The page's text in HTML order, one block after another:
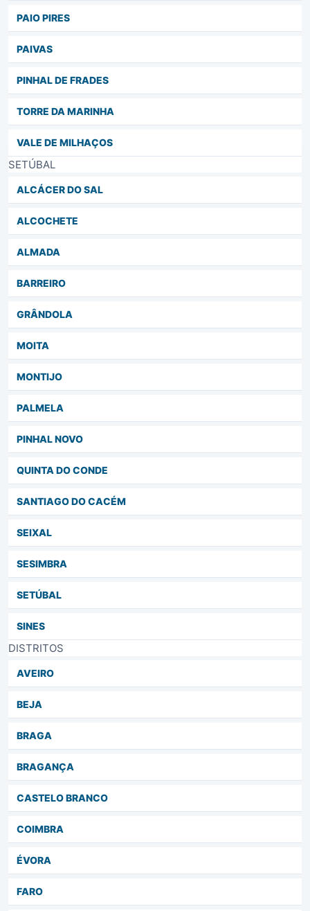
PAIO PIRES
PAIVAS
PINHAL DE FRADES
TORRE DA MARINHA
VALE DE MILHAÇOS
SETÚBAL
ALCÁCER DO SAL
ALCOCHETE
ALMADA
BARREIRO
GRÂNDOLA
MOITA
MONTIJO
PALMELA
PINHAL NOVO
QUINTA DO CONDE
SANTIAGO DO CACÉM
SEIXAL
SESIMBRA
SETÚBAL
SINES
DISTRITOS
AVEIRO
BEJA
BRAGA
BRAGANÇA
CASTELO BRANCO
COIMBRA
ÉVORA
FARO